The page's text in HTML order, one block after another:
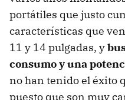
portátiles que justo
características que
11 y 14 pulgadas, y
consumo y una
no han tenido el éxito
puesto que son muy